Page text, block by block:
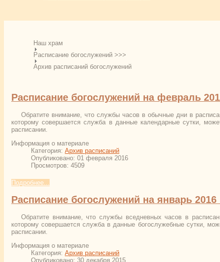
Наш храм
Расписание богослужений >>>
Архив расписаний богослужений
Расписание богослужений на февраль
Обратите внимание, что службы часов в обычные дни в
которому совершается служба в данные календарные сутки,
расписании.
Информация о материале
Категория: Архив расписаний
Опубликовано: 01 февраля 2016
Просмотров: 4509
Подробнее...
Расписание богослужений на январь 2016
Обратите внимание, что службы вседневных часов в
которому совершается служба в данные богослужебные сутки,
расписании.
Информация о материале
Категория: Архив расписаний
Опубликовано: 30 декабря 2015